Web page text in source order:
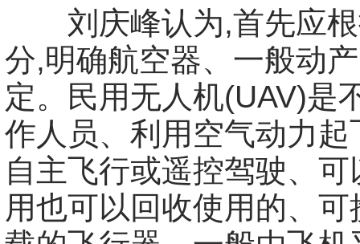
刘庆峰认为,首先应根
分,明确航空器、一般动
定。民用无人机(UAV)是
作人员、利用空气动力起
自主飞行或遥控驾驶、可
用也可以回收使用的、可